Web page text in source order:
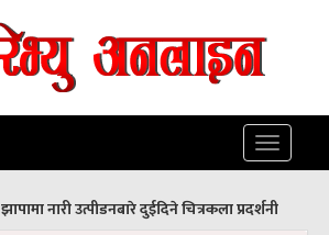
Toggle
झापामा नारी उत्पीडनबारे दुईदिने चित्रकला प्रदर्शनी